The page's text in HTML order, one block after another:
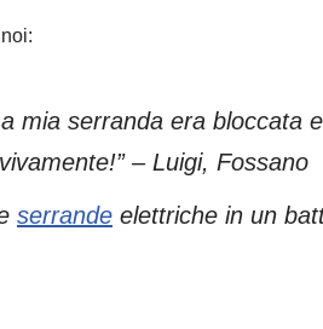
mia serranda era bloccata
– Luigi, Fossano
serrande elettriche in un